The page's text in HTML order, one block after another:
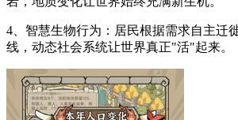
4、智慧生物行为：居民根据需求自主迁
线，动态社会系统让世界真正"活"起来。